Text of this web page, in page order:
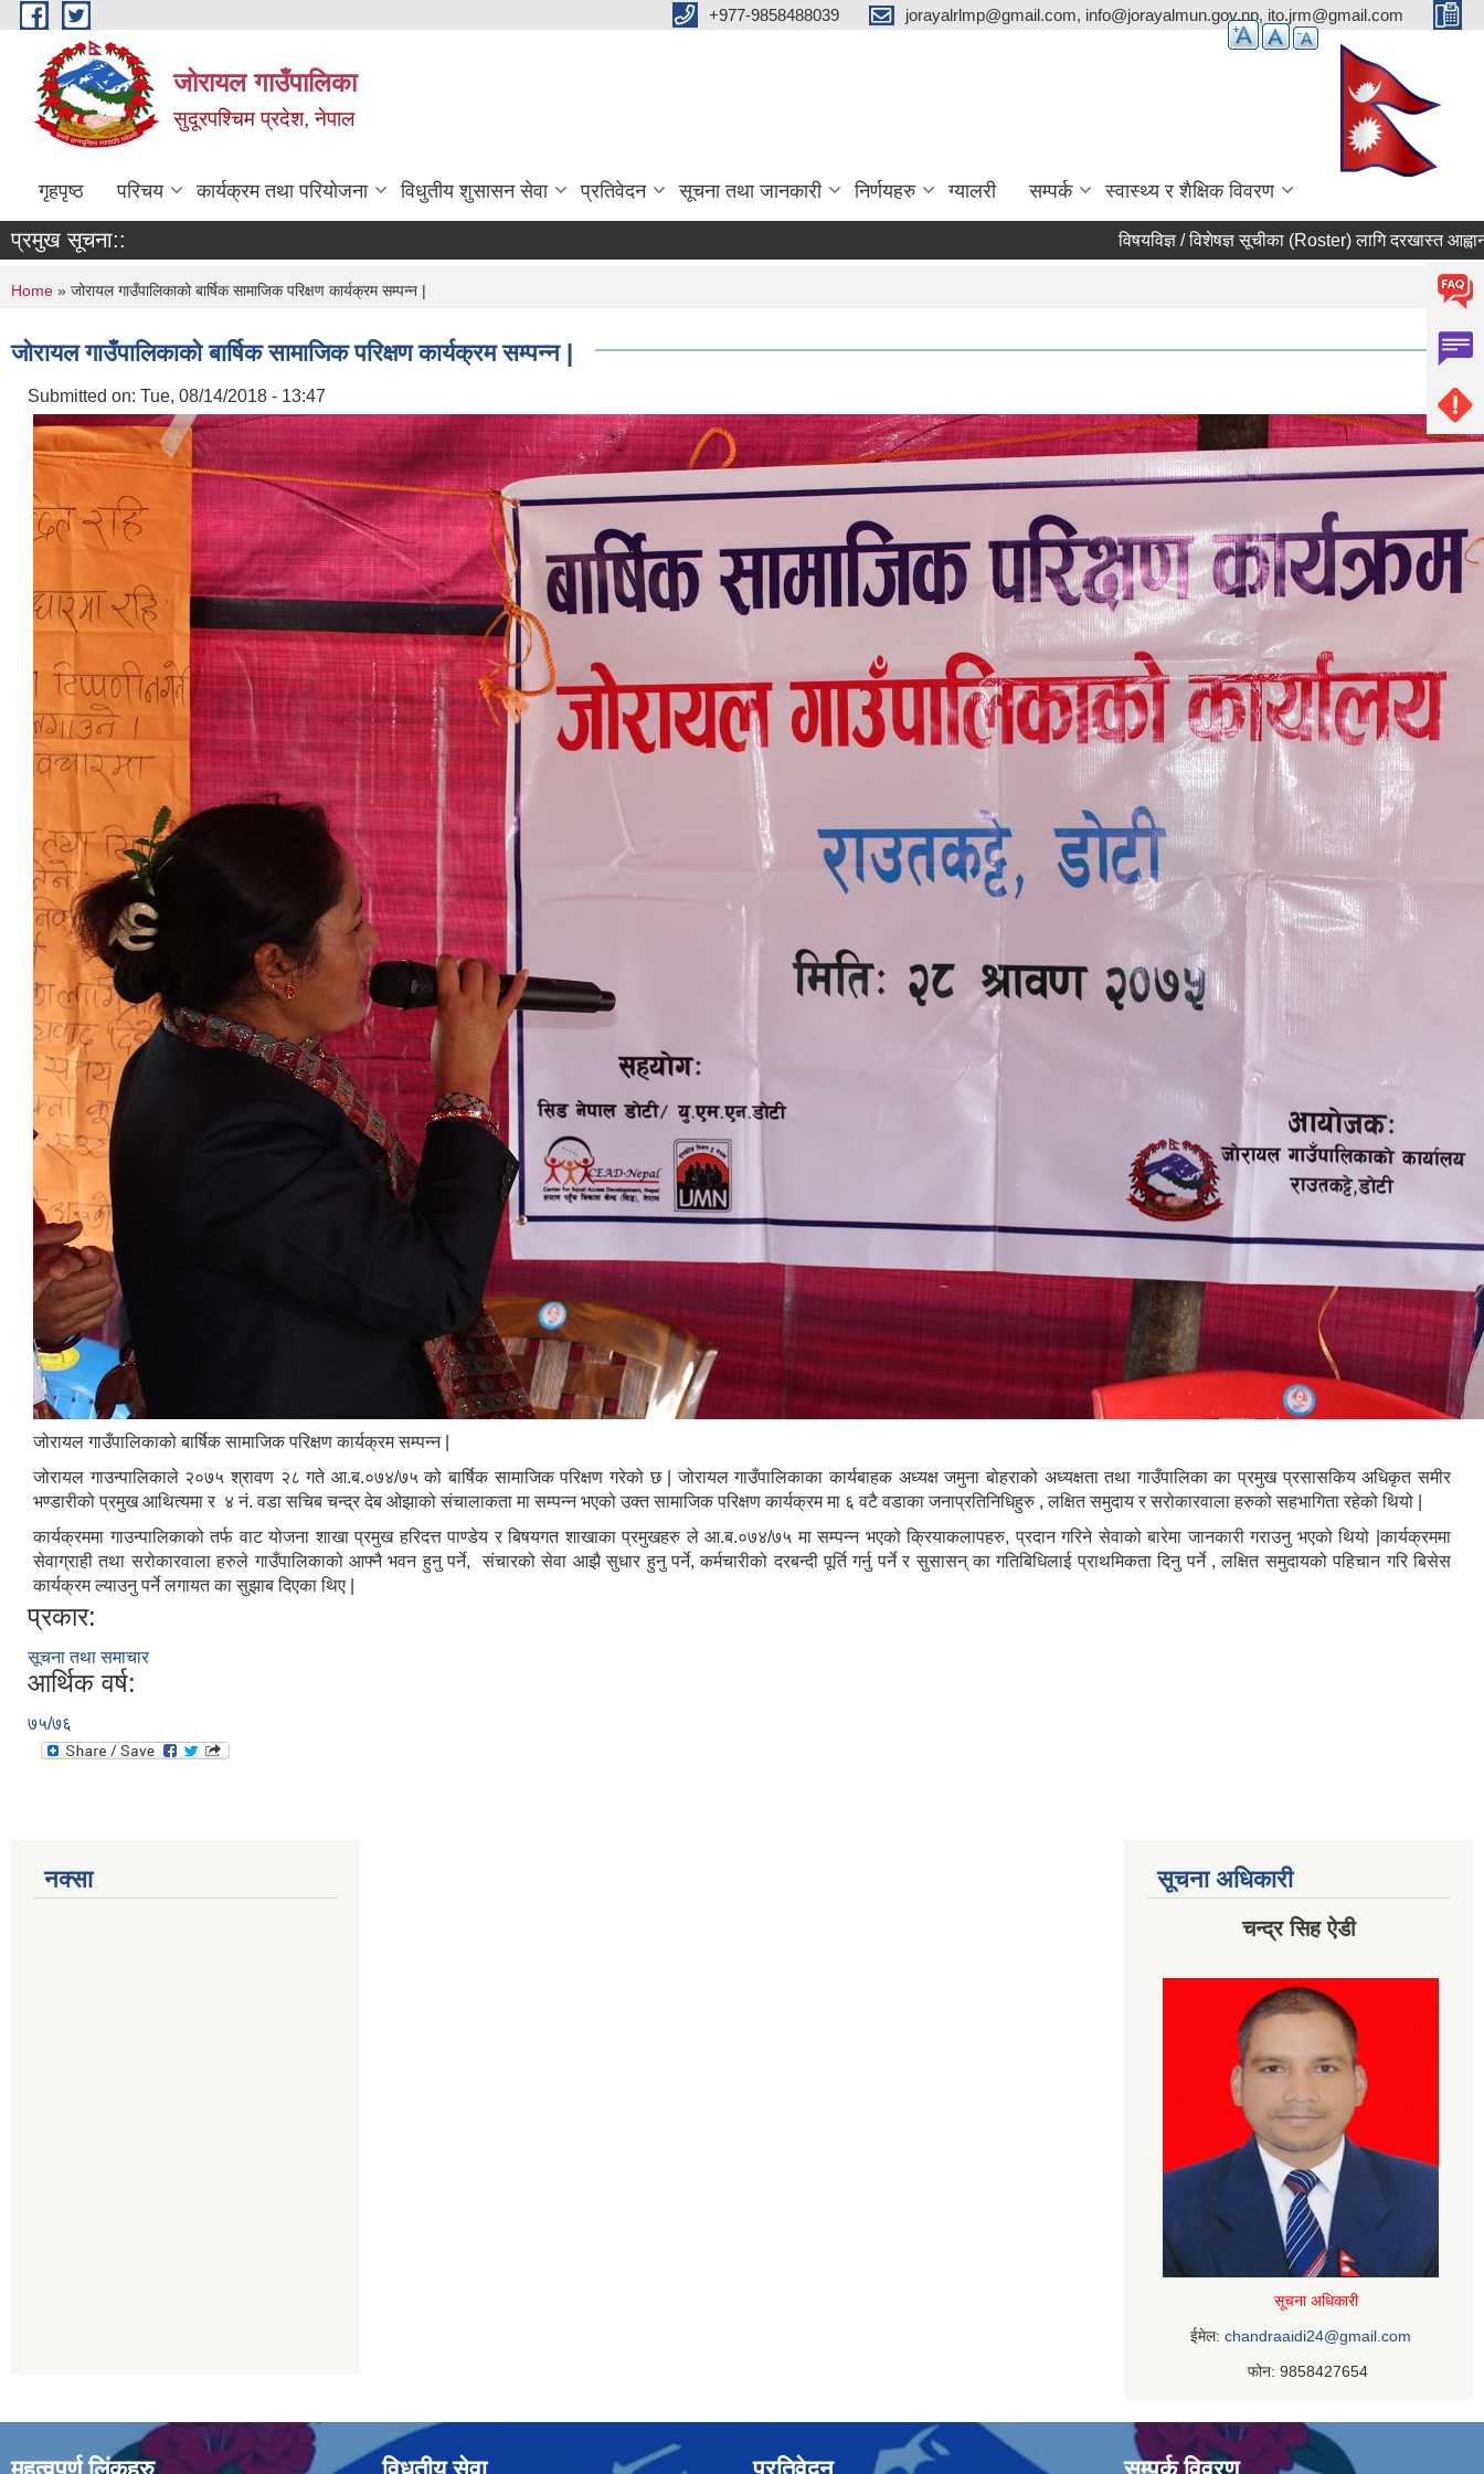
Skip to main content ‌+977-9858488039 jorayalrlmp@gmail.com, info@jorayalmun.gov.np, ito.jrm@gmail.com
जोरायल गाउँपालिका
सुदूरपश्चिम प्रदेश, नेपाल
गृहपृष्ठ परिचय कार्यक्रम तथा परियोजना विधुतीय शुसासन सेवा प्रतिवेदन सूचना तथा जानकारी निर्णयहरु ग्यालरी सम्पर्क स्वास्थ्य र शैक्षिक विवरण
प्रमुख सूचना:: विषयविज्ञ / विशेषज्ञ सूचीका (Roster) लागि दरखास्त आह्वान
You are here
Home » जोरायल गाउँपालिकाको बार्षिक सामाजिक परिक्षण कार्यक्रम सम्पन्न |
जोरायल गाउँपालिकाको बार्षिक सामाजिक परिक्षण कार्यक्रम सम्पन्न |
Submitted on: Tue, 08/14/2018 - 13:47
जोरायल गाउँपालिकाको बार्षिक सामाजिक परिक्षण कार्यक्रम सम्पन्न |
जोरायल गाउन्पालिकाले २०७५ श्रावण २८ गते आ.ब.०७४/७५ को बार्षिक सामाजिक परिक्षण गरेको छ | जोरायल गाउँपालिकाका कार्यबाहक अध्यक्ष जमुना बोहराको अध्यक्षता तथा गाउँपालिका का प्रमुख प्रसासकिय अधिकृत समीर
भण्डारीको प्रमुख आथित्यमा र ४ नं. वडा सचिब चन्द्र देब ओझाको संचालाकता मा सम्पन्न भएको उक्त सामाजिक परिक्षण कार्यक्रम मा ६ वटै वडाका जनाप्रतिनिधिहुरु , लक्षित समुदाय र सरोकारवाला हरुको सहभागिता रहेको थियो |
कार्यक्रममा गाउन्पालिकाको तर्फ वाट योजना शाखा प्रमुख हरिदत्त पाण्डेय र बिषयगत शाखाका प्रमुखहरु ले आ.ब.०७४/७५ मा सम्पन्न भएको क्रियाकलापहरु, प्रदान गरिने सेवाको बारेमा जानकारी गराउनु भएको थियो |कार्यक्रममा
सेवाग्राही तथा सरोकारवाला हरुले गाउँपालिकाको आफ्नै भवन हुनु पर्ने, संचारको सेवा आझै सुधार हुनु पर्ने, कर्मचारीको दरबन्दी पूर्ति गर्नु पर्ने र सुसासन् का गतिबिधिलाई प्राथमिकता दिनु पर्ने , लक्षित समुदायको पहिचान गरि बिसेस
कार्यक्रम ल्याउनु पर्ने लगायत का सुझाब दिएका थिए |
प्रकार:
सूचना तथा समाचार
आर्थिक वर्ष:
७५/७६
नक्सा सूचना अधिकारी
चन्द्र सिह ऐडी
सूचना अधिकारी
ईमेल: chandraaidi24@gmail.com
फोन: 9858427654